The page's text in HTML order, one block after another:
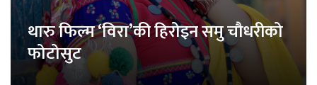
थारु फिल्म ‘विरा’की हिरोइन समु चौधरीको
फोटोसुट